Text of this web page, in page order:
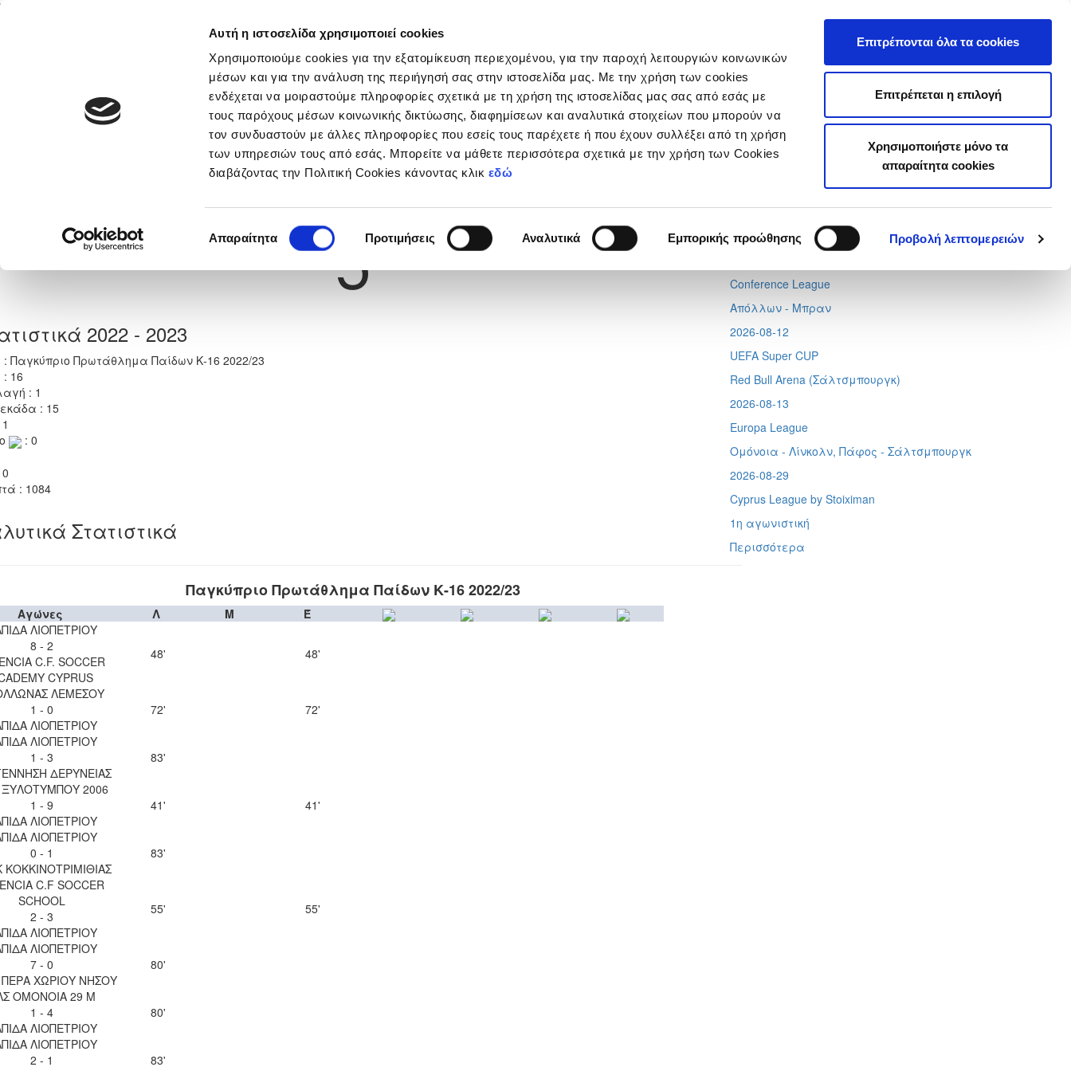
Αυτή η ιστοσελίδα χρησιμοποιεί cookies
Χρησιμοποιούμε cookies για την εξατομίκευση περιεχομένου, για την παροχή λειτουργιών κοινωνικών
μέσων και για την ανάλυση της περιήγησή σας στην ιστοσελίδα μας. Με την χρήση των cookies
ενδέχεται να μοιραστούμε πληροφορίες σχετικά με τη χρήση της ιστοσελίδας μας σας από εσάς με
τους παρόχους μέσων κοινωνικής δικτύωσης, διαφημίσεων και αναλυτικά στοιχείων που μπορούν να
τον συνδυαστούν με άλλες πληροφορίες που εσείς τους παρέχετε ή που έχουν συλλέξει από τη χρήση
των υπηρεσιών τους από εσάς. Μπορείτε να μάθετε περισσότερα σχετικά με την χρήση των Cookies
διαβάζοντας την Πολιτική Cookies κάνοντας κλικ εδώ
συγκατάθεσης
Απαραίτητα Προτιμήσεις Αναλυτικά Εμπορικής προώθησης Προβολή λεπτομερειών
Επιτρέπονται όλα τα cookies
Επιτρέπεται η επιλογή
Χρησιμοποιήστε μόνο τα
απαραίτητα cookies
Νέα & Πληροφορίες Εθνικές Ομάδες Διοργανώσεις
Previous Next
ΚΩΝΣΤΑΝΤΙΝΟΣ ΓΕΩΡΓΙΟΥ
Νούμερο Φανέλας
5
2022 - 2023
: Παγκύπριο Πρωτάθλημα Παίδων Κ-16 2022/23
16
: 1
: 15
: 0
: 1084
Στατιστικά
Παγκύπριο Πρωτάθλημα Παίδων Κ-16 2022/23
Αγώνες Λ Μ
Έ
ΛΙΟΠΕΤΡΙΟΥ
8 - 2
C.F. SOCCER
CYPRUS
48' 48'
ΛΕΜΕΣΟΥ
1 - 0
ΛΙΟΠΕΤΡΙΟΥ
72'
72'
ΛΙΟΠΕΤΡΙΟΥ
1 - 3
ΔΕΡΥΝΕΙΑΣ
83'
2006
1 - 9
ΛΙΟΠΕΤΡΙΟΥ
41'
41'
ΛΙΟΠΕΤΡΙΟΥ
0 - 1
83'
C.F SOCCER
SCHOOL
2 - 3
ΛΙΟΠΕΤΡΙΟΥ
55' 55'
ΛΙΟΠΕΤΡΙΟΥ
7 - 0
ΧΩΡΙΟΥ ΝΗΣΟΥ
80'
ΟΜΟΝΟΙΑ 29 Μ
1 - 4
ΛΙΟΠΕΤΡΙΟΥ
80'
ΛΙΟΠΕΤΡΙΟΥ
2 - 1
83'
Tweets by CyprusFA
Προσεχή γεγονότα
Europa League
Λίνκολν - Ομόνοια,
Σάλτσμπουργκ – Πάφος
Conference League
Απόλλων - Μπραν
2026-08-12
UEFA Super CUP
Red Bull Arena (Σάλτσμπουργκ)
2026-08-13
Europa League
Ομόνοια - Λίνκολν, Πάφος - Σάλτσμπουργκ
2026-08-29
Cyprus League by Stoiximan
1η αγωνιστική
Περισσότερα